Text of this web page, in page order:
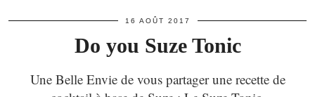
16 AOÛT 2017
Do you Suze Tonic
Une Belle Envie de vous partager une recette de